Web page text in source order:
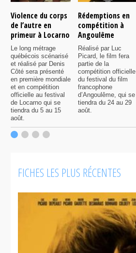
Violence du corps
de l’autre en
primeur à Locarno
Le long métrage
québécois scénarisé
et réalisé par Denis
Côté sera présenté
en première mondiale
et en compétition
officielle au festival
de Locarno qui se
tiendra du 5 au 15
août.
Rédemptions en
compétition à
Angoulême
Réalisé par Luc
Picard, le film fera
partie de la
compétition officielle
du festival du film
francophone
d’Angoulême, qui se
tiendra du 24 au 29
août.
FICHES LES PLUS RÉCENTES